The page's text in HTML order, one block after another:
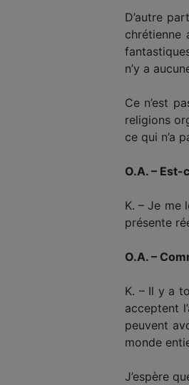
D’autre
chrétienne
n’y a
Ce n’est
religions
ce qui n’a
O.A. –
K. – Je me
présente
O.A. –
K. – Il y a
acceptent
peuvent
monde
J’espère